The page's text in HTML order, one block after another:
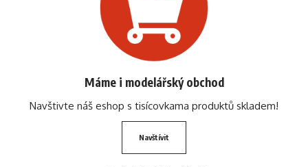
Máme i modelářský obchod
Navštivte náš eshop s tisícovkama produktů skladem!
Navštívit